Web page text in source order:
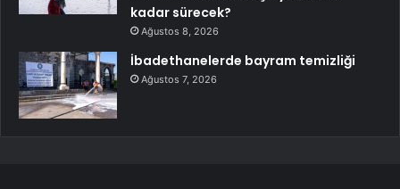
kadar sürecek?
Ağustos 8, 2026
İbadethanelerde bayram temizliği
Ağustos 7, 2026